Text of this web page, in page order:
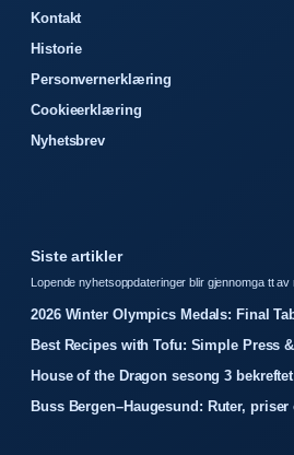
Kontakt
Historie
Personvernerklæring
Cookieerklæring
Nyhetsbrev
Siste artikler
Lopende nyhetsoppdateringer blir gjennomga tt av
2026 Winter Olympics Medals: Final
Best Recipes with Tofu: Simple Press
House of the Dragon sesong 3
Buss Bergen–Haugesund: Ruter,